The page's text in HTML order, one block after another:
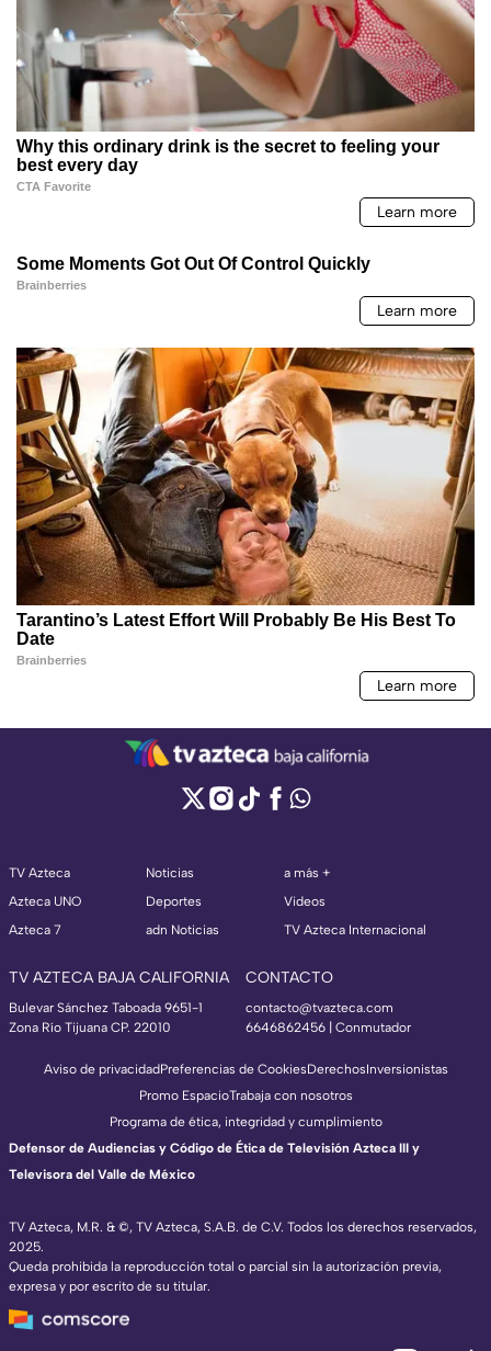
TV Azteca
Azteca UNO
Azteca 7
Noticias
Deportes
adn Noticias
a más +
Videos
TV Azteca Internacional
TV AZTECA BAJA CALIFORNIA
Bulevar Sánchez Taboada 9651-1
Zona Río Tijuana CP. 22010
CONTACTO
contacto@tvazteca.com
6646862456 | Conmutador
TV Azteca, M.R. & ©, TV Azteca, S.A.B. de C.V. Todos los derechos reservados,
2025.
Queda prohibida la reproducción total o parcial sin la autorización previa,
expresa y por escrito de su titular.
Aviso de privacidadPreferencias de CookiesDerechosInversionistas
Promo EspacioTrabaja con nosotros
Programa de ética, integridad y cumplimiento
Defensor de Audiencias y Código de Ética de Televisión Azteca III y
Televisora del Valle de México